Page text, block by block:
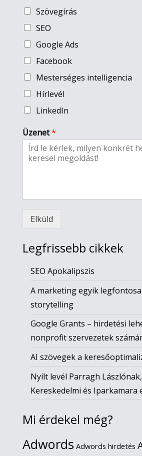
Szövegírás
SEO
Google Ads
Facebook
Mesterséges intelligencia
Hírlevél
LinkedIn
Üzenet*
Elküld
Legfrissebb cikkek
SEO Apokalipszis
A marketing egyik
storytelling
Google Grants – hirdetési
nonprofit szervezetek
AI szövegek a
Nyílt levél Parragh
Kereskedelmi és Iparkamara
Mi érdekel még?
Adwords Adwords hirdetés